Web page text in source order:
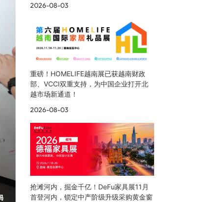
2026-08-03
重磅！HOMELIFE越南展已获越南财政
部、VCCI双重支持，为中国企业打开北
越市场新通道！
2026-08-03
抢滩河内，掘金千亿！DeFu家具展11月
首登河内，锁定中产阶级升级采购黄金窗